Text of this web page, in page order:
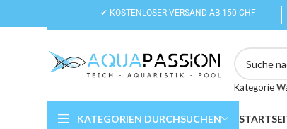
✔ KOSTENLOSER VERSAND AB 150 CHF
Kategorie
KATEGORIEN DURCHSUCHEN